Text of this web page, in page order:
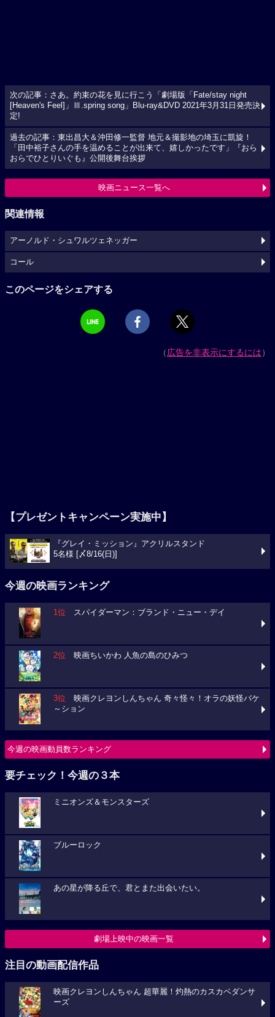
次の記事：さあ。約束の花を見に行こう「劇場版「Fate/stay night
[Heaven's Feel]」Ⅲ.spring song」Blu-ray&DVD 2021年3月31日発売決
定!
過去の記事：東出昌大＆沖田修一監督 地元＆撮影地の埼玉に凱旋！
「田中裕子さんの手を温めることが出来て、嬉しかったです」『おら
おらでひとりいぐも』公開後舞台挨拶
映画ニュース一覧へ
関連情報
アーノルド・シュワルツェネッガー
コール
このページをシェアする
（広告を非表示にするには）
【プレゼントキャンペーン実施中】
『グレイ・ミッション』アクリルスタンド
5名様 [〆8/16(日)]
今週の映画ランキング
1位 スパイダーマン：ブランド・ニュー・デイ
2位 映画ちいかわ 人魚の島のひみつ
3位 映画クレヨンしんちゃん 奇々怪々！オラの妖怪バケ
～ション
今週の映画動員数ランキング
要チェック！今週の３本
ミニオンズ＆モンスターズ
ブルーロック
あの星が降る丘で、君とまた出会いたい。
劇場上映中の映画一覧
注目の動画配信作品
映画クレヨンしんちゃん 超華麗！灼熱のカスカベダンサ
ーズ